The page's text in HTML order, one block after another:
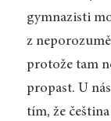
gymnazisti
z
protože tam
propast. U
tím, že